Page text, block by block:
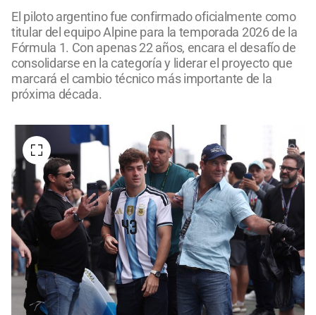
El piloto argentino fue confirmado oficialmente como
titular del equipo Alpine para la temporada 2026 de la
Fórmula 1. Con apenas 22 años, encara el desafío de
consolidarse en la categoría y liderar el proyecto que
marcará el cambio técnico más importante de la
próxima década.